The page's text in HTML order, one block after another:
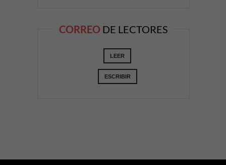
CORREO DE LECTORES
LEER
ESCRIBIR